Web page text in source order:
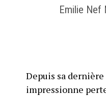
Emilie Nef
Depuis sa
impressionne